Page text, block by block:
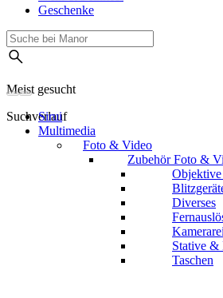
Geschenke
Meist gesucht
Suchverlauf
Sirui
Multimedia
Foto & Video
Zubehör Foto &
Diverses
Stative &
Taschen